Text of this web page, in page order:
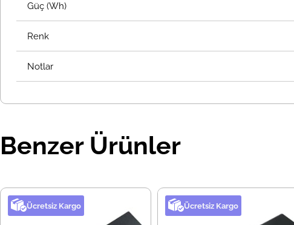
Güç (Wh)
Renk
Notlar
Benzer Ürünler
Ücretsiz Kargo Ücretsiz Kargo